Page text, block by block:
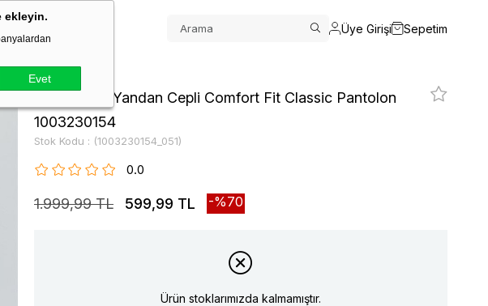
ekleyin.
Evet
Üye Girişi Sepetim
Koyu Füme Yandan Cepli Comfort Fit Classic Pantolon
1003230154
Stok Kodu (1003230154_051)
0.0
1.999,99 TL 599,99 TL 70
Ürün stoklarımızda kalmamıştır.